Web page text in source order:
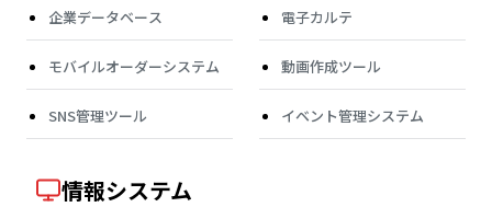
ール
企業データベース 電子カルテ
モバイルオーダーシステム 動画作成ツール
SNS管理ツール イベント管理システム
情報システム